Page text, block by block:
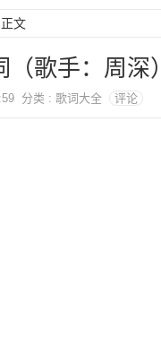
文
（歌手：周深）
分类 : 歌词大全 评论